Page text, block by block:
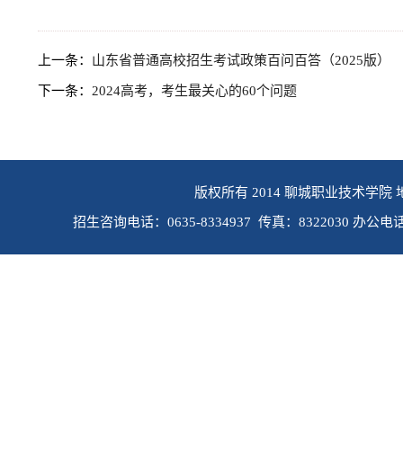
上一条： 山东省普通高校招生考试政策百问百答（2025版）
下一条： 2024高考，考生最关心的60个问题
版权所有 2014 聊城职业技术学院
招生咨询电话：0635-8334937 传真：8322030 办公电